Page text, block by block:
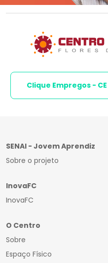
Clique Empregos - CE
SENAI - Jovem Aprendiz
Sobre o projeto
InovaFC
InovaFC
O Centro
Sobre
Espaço Físico